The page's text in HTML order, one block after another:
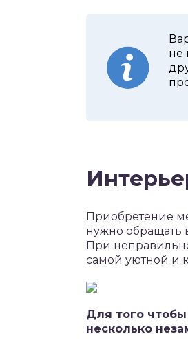
не
Приобретение
нужно обращать
При
самой уютной и
Для того чтобы
несколько